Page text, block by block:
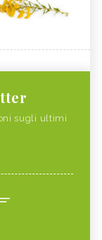
sugli ultimi